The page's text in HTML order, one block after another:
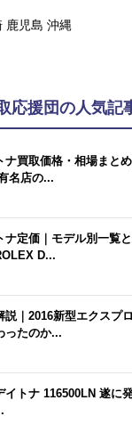
鹿児島 沖縄
応援団の人気記
ナ買取価格・相場まと
名店の...
ナ定価｜モデル別一覧
D...
説｜2016新型エクスプ
ったのか...
イトナ 116500LN 遂に